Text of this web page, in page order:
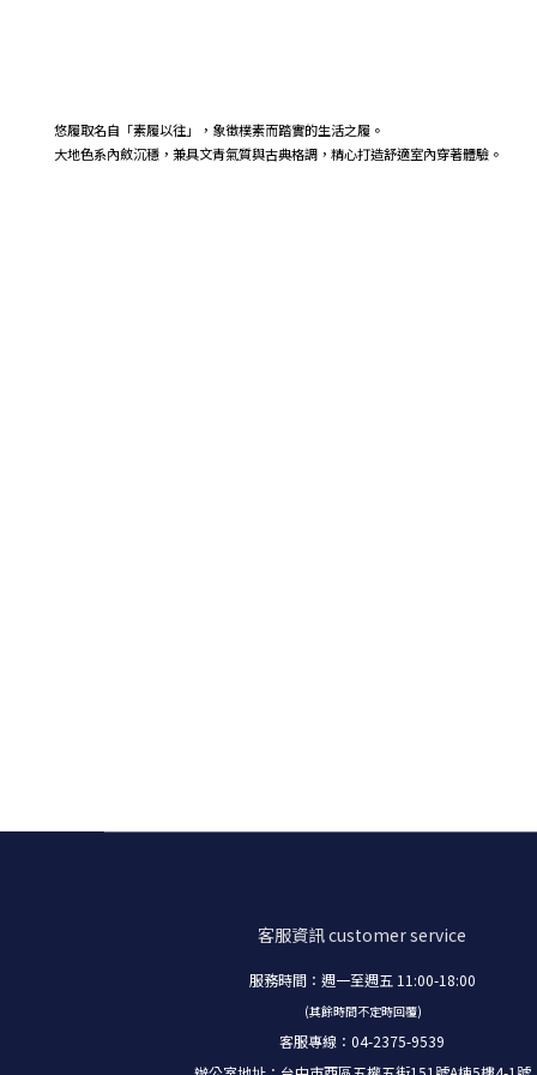
悠履取名自「素履以往」，象徵樸素而踏實的生活之履。
大地色系內斂沉穩，兼具文青氣質與古典格調，精心打造舒適室內穿著體驗。
客服資訊customer service
服務時間：週一至週五 11:00-18:00
(其餘時間不定時回覆)
客服專線：04-2375-9539